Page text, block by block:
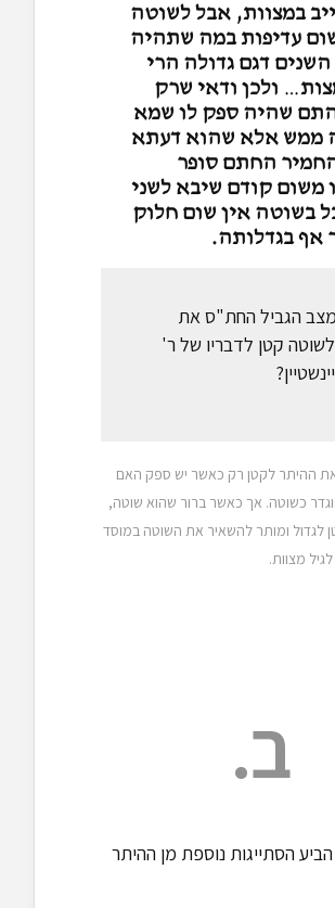
במצוות, אבל לשוטה
עדיפות במה שתהיה
השנים דגם גדולה הרי
… ולכן ודאי שרק
שהיה ספק לו שמא
ממש אלא שהוא דעתא
החתם סופר
משום קודם שיבא לשני
בשוטה אין שום חלוק
אף בגדלותה.
הגביל החת"ס את
קטן לדבריו של ר'
ההיתר לקטן רק כאשר יש ספק האם
כשוטה. אך כאשר ברור שהוא שוטה,
לגדול ומותר להשאיר את השוטה במוסד
מצוות.
ב.
הביע הסתייגות נוספת מן ההיתר